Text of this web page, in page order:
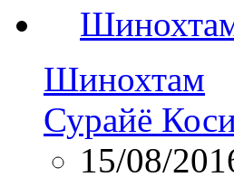
Шинохтам
Сурайё
15/08/